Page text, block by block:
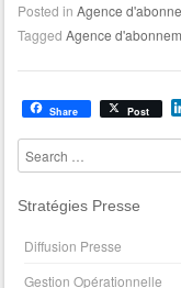
Posted in Agence
Tagged Agence
Share Post
Search
Stratégies Presse
Diffusion Presse
Gestion Opérationnelle